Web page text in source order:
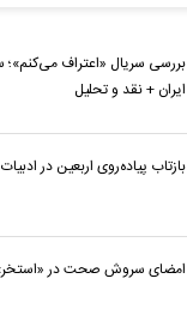
بررسی سریال «اعتراف می‌کنم»؛
ایران + نقد و تحلیل
بازتاب پیاده‌روی اربعین در
امضای سروش صحت در «استخر»